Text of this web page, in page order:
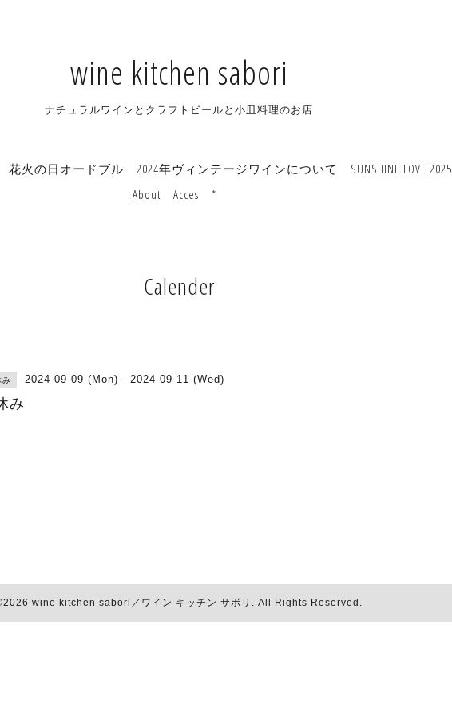
wine kitchen sabori
ナチュラルワインとクラフトビールと小皿料理のお店
花火の日オードブル 2024年ヴィンテージワインについて SUNSHINE LOVE 2025
About
Acces *
Calender
み 2024-09-09 (Mon) - 2024-09-11 (Wed)
み
wine kitchen sabori／ワイン キッチン サボリ . All Rights Reserved.